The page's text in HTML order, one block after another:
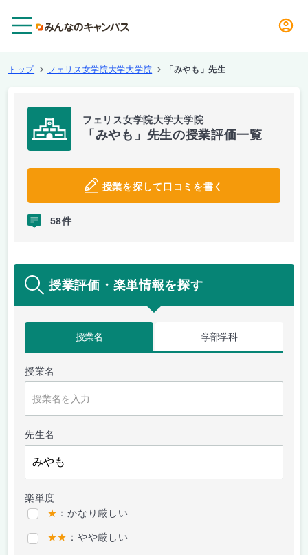
トップ フェリス女学院大学大学院 「みやも」先生
フェリス女学院大学大学院
「みやも」先生の授業評価一覧
授業を探して口コミを書く
58件
授業評価・楽単情報を探す
授業名 学部学科
授業名
先生名
楽単度
★ ：かなり厳しい
★★ ：やや厳しい